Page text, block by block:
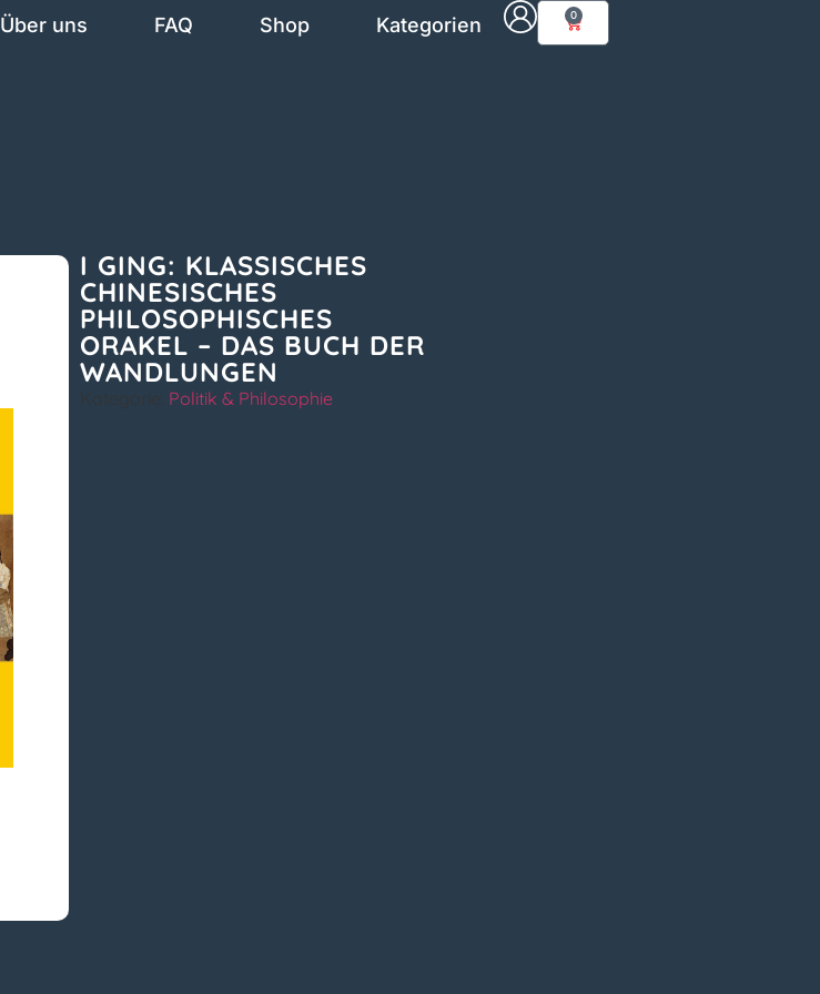
Über uns FAQ Shop Kategorien 0
I GING: KLASSISCHES
CHINESISCHES
PHILOSOPHISCHES
ORAKEL – DAS BUCH DER
WANDLUNGEN
Politik & Philosophie